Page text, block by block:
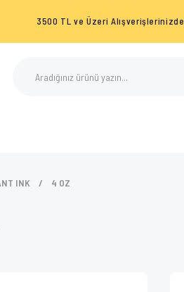
3500 TL ve Üzeri Alışverişlerinizde
INK 4 OZ